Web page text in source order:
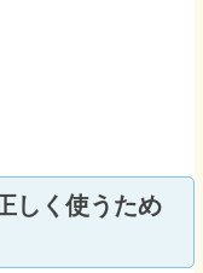
しく使うため